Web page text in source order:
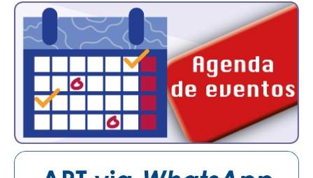
CONTATO
CURSOS
ENGENHEIRO EMPREENDEDOR
SEESP EDUCAÇÃO
PLATAFORMAS GRATUITAS
BENEFÍCIOS